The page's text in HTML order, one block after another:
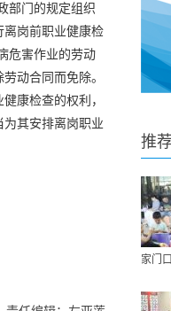
部门的规定组织
岗前职业健康检
危害作业的劳动
动合同而免除。
康检查的权利，
其安排离岗职业
推
家门